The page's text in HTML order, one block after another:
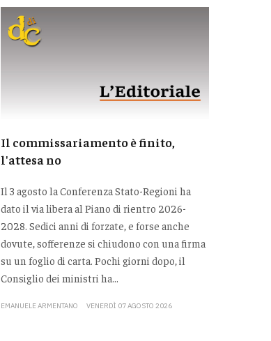
Il commissariamento è finito,
l'attesa no
Il 3 agosto la Conferenza Stato-Regioni ha
dato il via libera al Piano di rientro 2026-
2028. Sedici anni di forzate, e forse anche
dovute, sofferenze si chiudono con una firma
su un foglio di carta. Pochi giorni dopo, il
Consiglio dei ministri ha...
EMANUELE ARMENTANO VENERDÌ 07 AGOSTO 2026